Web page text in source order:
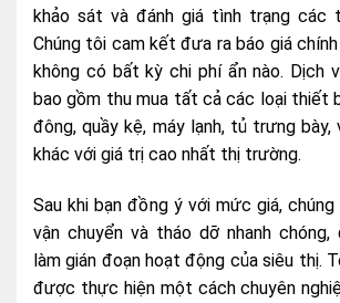
khảo sát và đánh giá tình trạng các
Chúng tôi cam kết đưa ra báo giá
không có bất kỳ chi phí ẩn nào. Dịch
bao gồm thu mua tất cả các loại thiết
đông, quầy kệ, máy lạnh, tủ trưng
khác với giá trị cao nhất thị trường.
Sau khi bạn đồng ý với mức giá,
vận chuyển và tháo dỡ nhanh chóng,
làm gián đoạn hoạt động của siêu thị.
được thực hiện một cách chuyên